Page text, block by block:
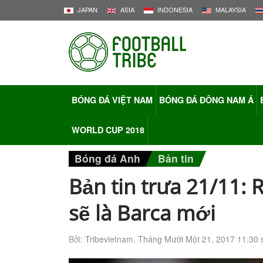
JAPAN ASIA INDONESIA MALAYSIA
BÓNG ĐÁ VIỆT NAM BÓNG ĐÁ ĐÔNG NAM Á
WORLD CUP 2018
Bóng đá Anh Bản tin
Bản tin trưa 21/11:
sẽ là Barca mới
Bởi: Tribevietnam, Tháng Mười Một 21, 2017 11:30